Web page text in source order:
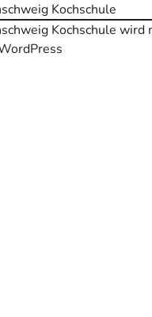
Kochschule
Kochschule wird